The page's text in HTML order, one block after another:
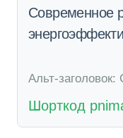
Современное
Альт-
Шорткод